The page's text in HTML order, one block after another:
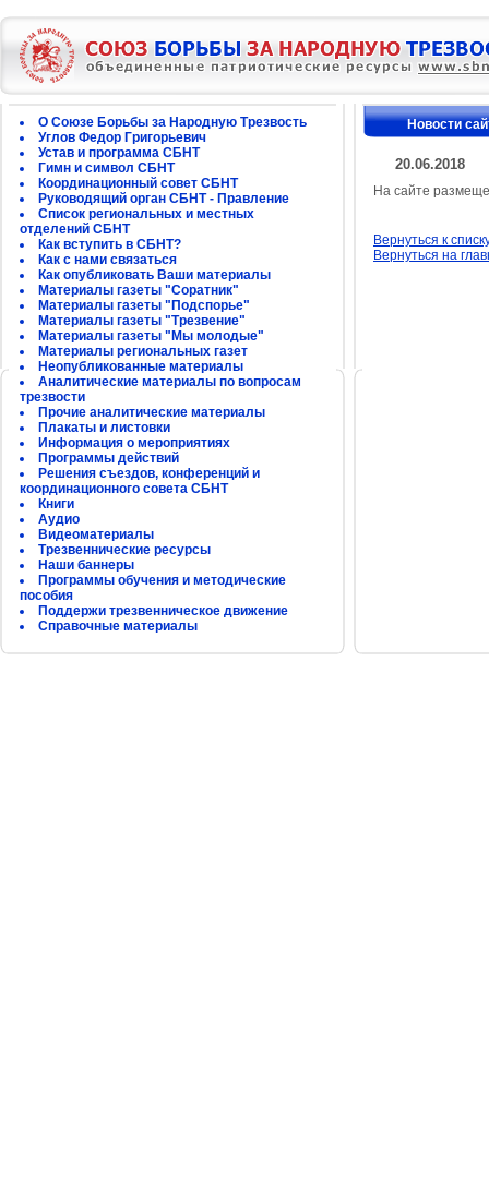
О Союзе Борьбы за Народную Трезвость
Углов Федор Григорьевич
Устав и программа СБНТ
Гимн и символ СБНТ
Координационный совет СБНТ
Руководящий орган СБНТ - Правление
Список региональных и местных
отделений СБНТ
Как вступить в СБНТ?
Как с нами связаться
Как опубликовать Ваши материалы
Материалы газеты "Соратник"
Материалы газеты "Подспорье"
Материалы газеты "Трезвение"
Материалы газеты "Мы молодые"
Материалы региональных газет
Неопубликованные материалы
Аналитические материалы по вопросам
трезвости
Прочие аналитические материалы
Плакаты и листовки
Информация о мероприятиях
Программы действий
Решения съездов, конференций и
координационного совета СБНТ
Книги
Аудио
Видеоматериалы
Трезвеннические ресурсы
Наши баннеры
Программы обучения и методические
пособия
Поддержи трезвенническое движение
Справочные материалы
Новости
20.06.2018
На сайте
Вернуться к
Вернуться на